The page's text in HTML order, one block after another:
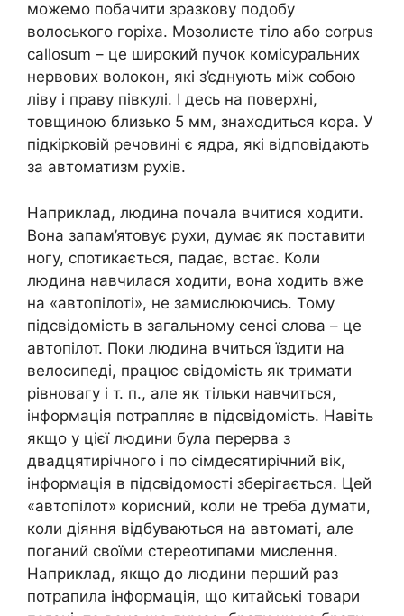
можемо побачити зразкову подобу
волоського горіха. Мозолисте тіло або corpus
callosum – це широкий пучок комісуральних
нервових волокон, які з’єднують між собою
ліву і праву півкулі. І десь на поверхні,
товщиною близько 5 мм, знаходиться кора. У
підкірковій речовині є ядра, які відповідають
за автоматизм рухів.
Наприклад, людина почала вчитися ходити.
Вона запам’ятовує рухи, думає як поставити
ногу, спотикається, падає, встає. Коли
людина навчилася ходити, вона ходить вже
на «автопілоті», не замислюючись. Тому
підсвідомість в загальному сенсі слова – це
автопілот. Поки людина вчиться їздити на
велосипеді, працює свідомість як тримати
рівновагу і т. п., але як тільки навчиться,
інформація потрапляє в підсвідомість. Навіть
якщо у цієї людини була перерва з
двадцятирічного і по сімдесятирічний вік,
інформація в підсвідомості зберігається. Цей
«автопілот» корисний, коли не треба думати,
коли діяння відбуваються на автоматі, але
поганий своїми стереотипами мислення.
Наприклад, якщо до людини перший раз
потрапила інформація, що китайські товари